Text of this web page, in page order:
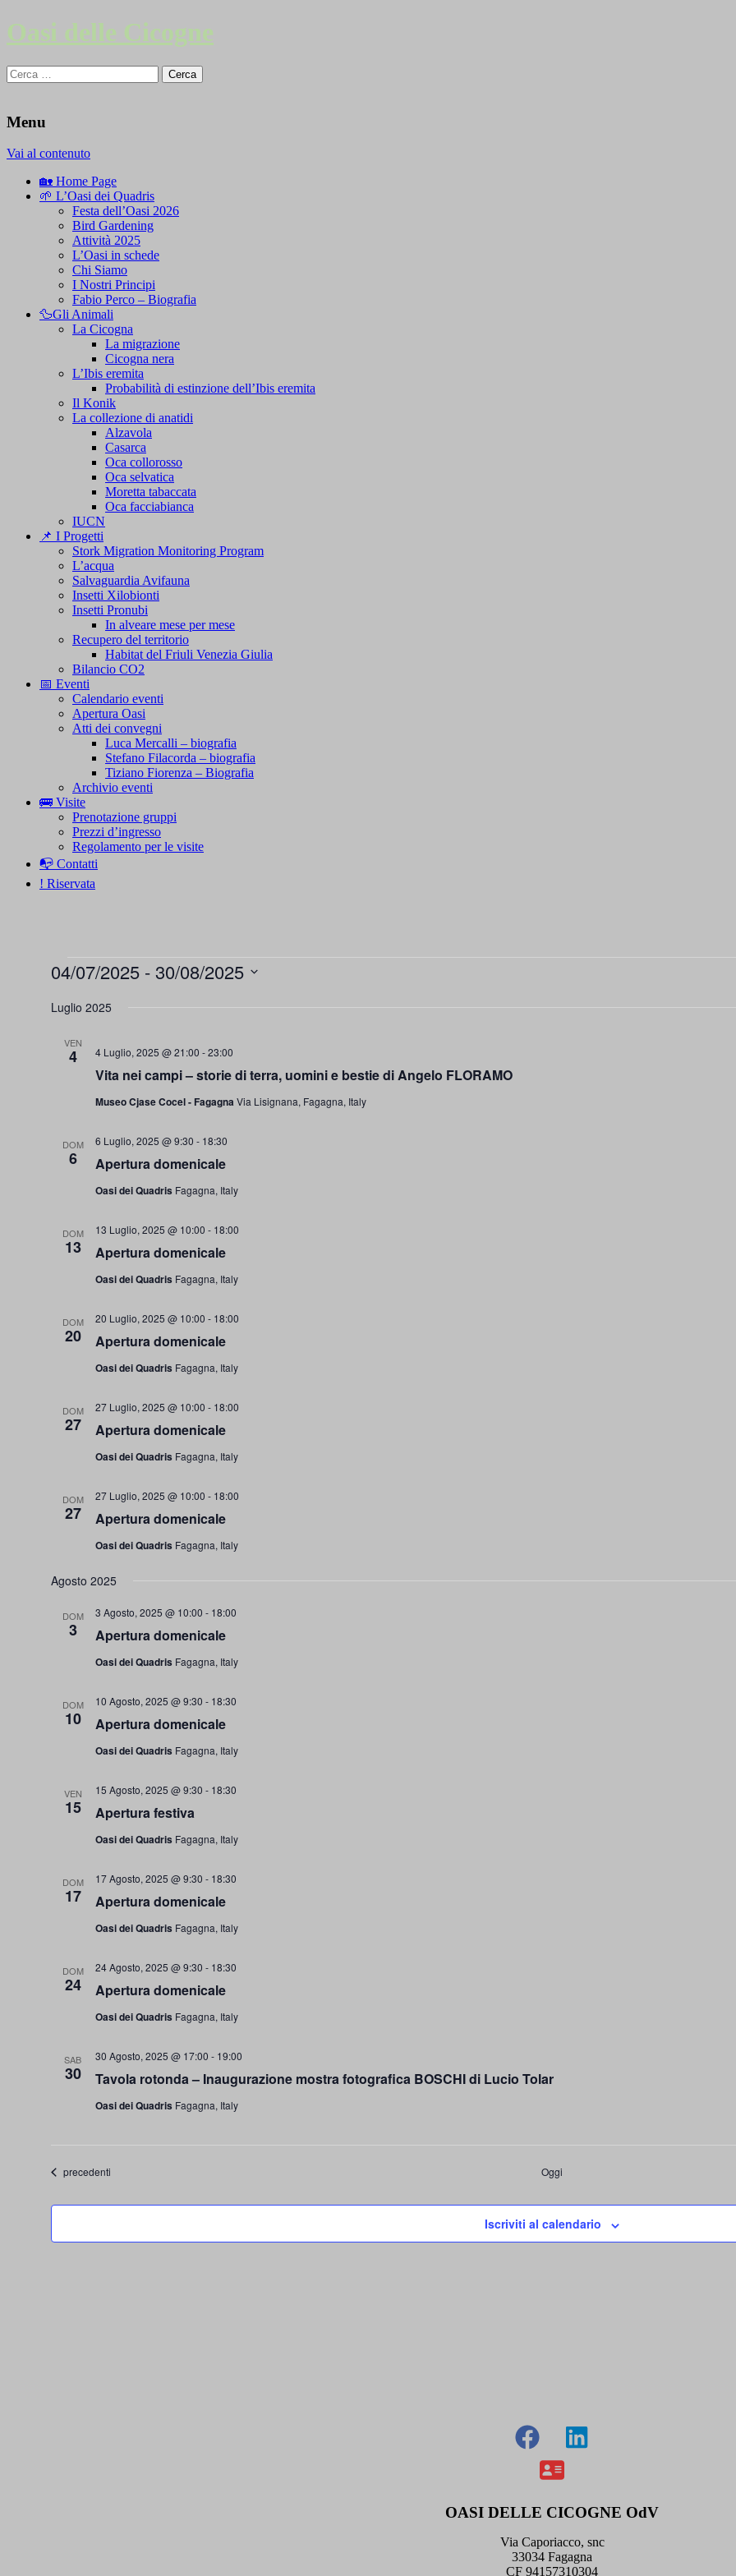
Oasi delle Cicogne
Ricerca
per:
Menu
Vai al contenuto
🏡 Home Page
🌱 L’Oasi dei Quadris
Festa dell’Oasi 2026
Bird Gardening
Attività 2025
L’Oasi in schede
Chi Siamo
I Nostri Principi
Fabio Perco – Biografia
🦆Gli Animali
La Cicogna
La migrazione
Cicogna nera
L’Ibis eremita
Probabilità di estinzione dell’Ibis eremita
Il Konik
La collezione di anatidi
Alzavola
Casarca
Oca collorosso
Oca selvatica
Moretta tabaccata
Oca facciabianca
IUCN
📌 I Progetti
Stork Migration Monitoring Program
L’acqua
Salvaguardia Avifauna
Insetti Xilobionti
Insetti Pronubi
In alveare mese per mese
Recupero del territorio
Habitat del Friuli Venezia Giulia
Bilancio CO2
📅 Eventi
Calendario eventi
Apertura Oasi
Atti dei convegni
Luca Mercalli – biografia
Stefano Filacorda – biografia
Tiziano Fiorenza – Biografia
Archivio eventi
🚌 Visite
Prenotazione gruppi
Prezzi d’ingresso
Regolamento per le visite
📭 Contatti
! Riservata
Eventi
04/07/2025 - 30/08/2025
la
Luglio 2025
VEN
4
Vita nei campi – storie di terra, uomini e bestie di Angelo FLORAMO
4 Luglio, 2025 @ 21:00 -23:00
Museo Cjase Cocel - FagagnaVia Lisignana, Fagagna, Italy
DOM
6 Apertura domenicale
6 Luglio, 2025 @ 9:30 - 18:30
Oasi dei Quadris Fagagna, Italy
DOM
13 Apertura domenicale
13 Luglio, 2025 @ 10:00 - 18:00
Oasi dei Quadris Fagagna, Italy
DOM
20 Apertura domenicale
20 Luglio, 2025 @ 10:00 - 18:00
Oasi dei Quadris Fagagna, Italy
DOM
27 Apertura domenicale
27 Luglio, 2025 @ 10:00 - 18:00
Oasi dei Quadris Fagagna, Italy
DOM
27 Apertura domenicale
27 Luglio, 2025 @ 10:00 - 18:00
Oasi dei Quadris Fagagna, Italy
Agosto 2025
DOM
3 Apertura domenicale
3 Agosto, 2025 @ 10:00 - 18:00
Oasi dei Quadris Fagagna, Italy
DOM
10 Apertura domenicale
10 Agosto, 2025 @ 9:30 - 18:30
Oasi dei Quadris Fagagna, Italy
VEN
15 Apertura festiva
15 Agosto, 2025 @ 9:30 - 18:30
Oasi dei Quadris Fagagna, Italy
DOM
17 Apertura domenicale
17 Agosto, 2025 @ 9:30 - 18:30
Oasi dei Quadris Fagagna, Italy
DOM
24 Apertura domenicale
24 Agosto, 2025 @ 9:30 - 18:30
Oasi dei Quadris Fagagna, Italy
SAB
30 Tavola rotonda – Inaugurazione mostra fotografica BOSCHI di Lucio Tolar
30 Agosto, 2025 @ 17:00 - 19:00
Oasi dei Quadris Fagagna, Italy
Eventi
precedenti Oggi
Iscriviti al calendario
OASI DELLE CICOGNE OdV
Via Caporiacco, snc
33034 Fagagna
CF 94157310304